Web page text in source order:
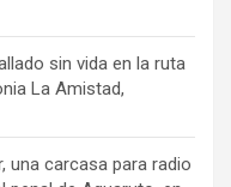
sin vida en la ruta
La Amistad,
una carcasa para radio